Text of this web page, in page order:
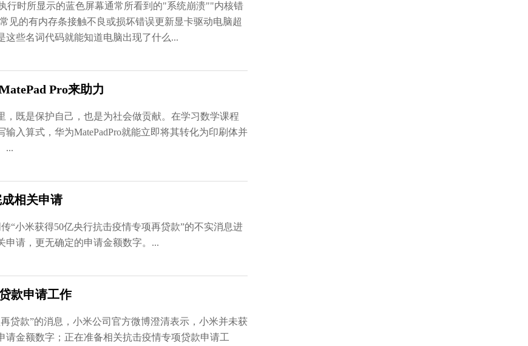
行时所显示的蓝色屏幕通常所看到的"系统崩溃""内核错
见的有内存条接触不良或损坏错误更新显卡驱动电脑超
些名词代码就能知道电脑出现了什么...
Pro来助力
既是保护自己，也是为社会做贡献。在学习数学课程
入算式，华为MatePadPro就能立即将其转化为印刷体并
...
相关申请
“小米获得50亿央行抗击疫情专项再贷款”的不实消息进
请，更无确定的申请金额数字。...
款申请工作
贷款”的消息，小米公司官方微博澄清表示，小米并未获
金额数字；正在准备相关抗击疫情专项贷款申请工